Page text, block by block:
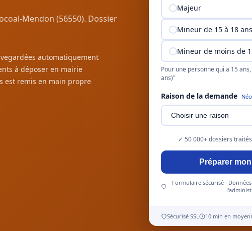
Mendon (56550). Dossier
automatiquement
à déposer en mairie
est remis en main propre
Majeur
Mineur de 15 à 18 ans
Mineur de moins de
Pour une personne qui a 15
ans)"
Raison de la demande
✓ 50 000+ dossiers
Préparer
Formulaire sécurisé ·
Sécurisé SSL 10 min en